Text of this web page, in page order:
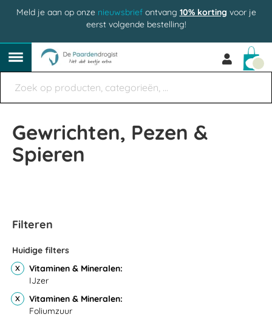
Meld je aan op onze nieuwsbriefontvang 10% korting voor je
eerst volgende bestelling!
Gewrichten, Pezen &
Spieren
Filteren
Huidige filters
Vitaminen & Mineralen
IJzer
Vitaminen & Mineralen
Foliumzuur